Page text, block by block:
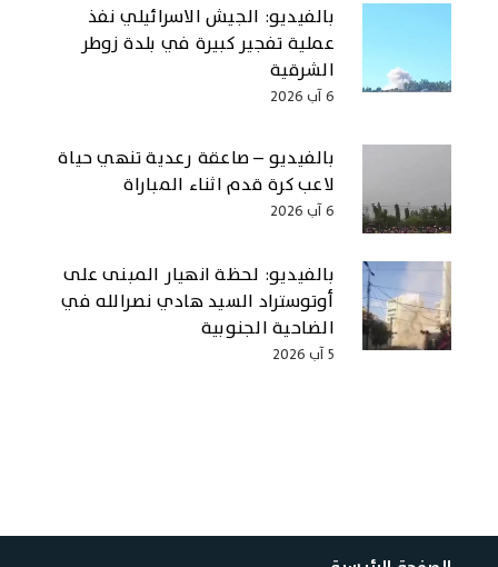
بالفيديو: الجيش الاسرائيلي نفذ
عملية تفجير كبيرة في بلدة زوطر
الشرقية
6 آب 2026
بالفيديو – صاعقة رعدية تنهي حياة
لاعب كرة قدم اثناء المباراة
6 آب 2026
بالفيديو: لحظة انهيار المبنى على
أوتوستراد السيد هادي نصرالله في
الضاحية الجنوبية
5 آب 2026